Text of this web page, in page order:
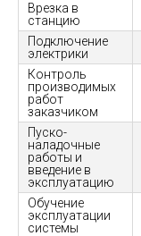
Врезка в
станцию
Подключение
электрики
Контроль
производимых
работ
заказчиком
Пуско-
наладочные
работы и
введение в
эксплуатацию
Обучение
эксплуатации
системы